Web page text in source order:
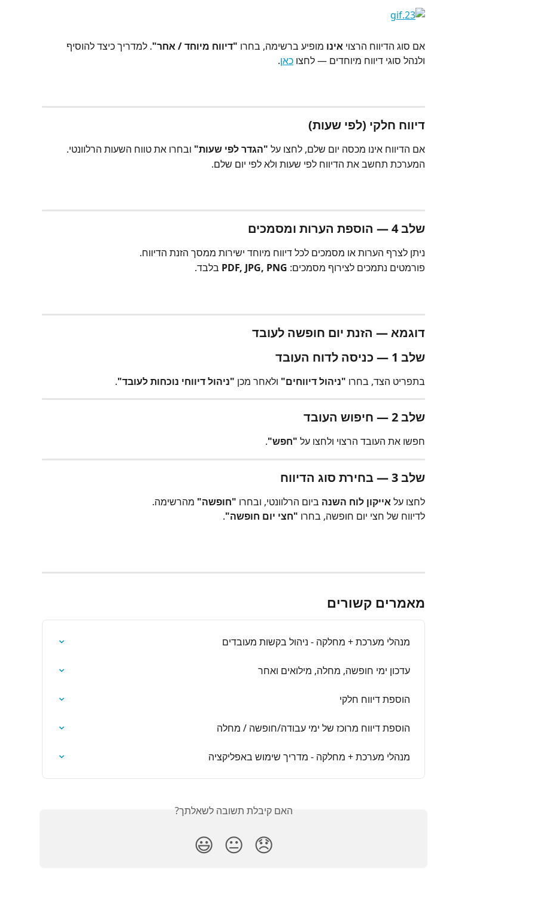
אם סוג הדיווח הרצוי אינו מופיע ברשימה, בחרו "דיווח מיוחד / אחר". למדריך כיצד להוסיף
ולנהל סוגי דיווח מיוחדים — לחצו כאן.
דיווח חלקי (לפי שעות)
אם הדיווח אינו מכסה יום שלם, לחצו על "הגדר לפי שעות" ובחרו את טווח השעות הרלוונטי.
המערכת תחשב את הדיווח לפי שעות ולא לפי יום שלם.
שלב 4 — הוספת הערות ומסמכים
ניתן לצרף הערות או מסמכים לכל דיווח מיוחד ישירות ממסך הזנת הדיווח.
פורמטים נתמכים לצירוף מסמכים: PDF, JPG, PNG בלבד.
דוגמא — הזנת יום חופשה לעובד
שלב 1 — כניסה לדוח העובד
בתפריט הצד, בחרו "ניהול דיווחים" ולאחר מכן "ניהול דיווחי נוכחות לעובד".
שלב 2 — חיפוש העובד
חפשו את העובד הרצוי ולחצו על "חפש".
שלב 3 — בחירת סוג הדיווח
לחצו על אייקון לוח השנה ביום הרלוונטי, ובחרו "חופשה" מהרשימה.
לדיווח של חצי יום חופשה, בחרו "חצי יום חופשה".
מאמרים קשורים
מנהלי מערכת + מחלקה - ניהול בקשות מעובדים
עדכון ימי חופשה, מחלה, מילואים ואחר
הוספת דיווח חלקי
הוספת דיווח מרוכז של ימי עבודה/חופשה / מחלה
מנהלי מערכת + מחלקה - מדריך שימוש באפליקציה
האם קיבלת תשובה לשאלתך?
😞
😐
😃